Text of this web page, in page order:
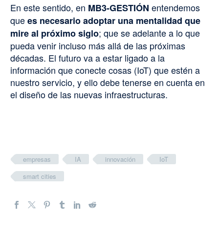
En este sentido, en MB3-GESTIÓN entendemos
quees necesario adoptar una mentalidad que
mire al próximo siglo; que se adelante a lo que
pueda venir incluso más allá de las próximas
décadas. El futuro va a estar ligado a la
información que conecte cosas (IoT) que estén a
nuestro servicio, y ello debe tenerse en cuenta en
el diseño de las nuevas infraestructuras.
empresas IA innovación
IoT
smart cities